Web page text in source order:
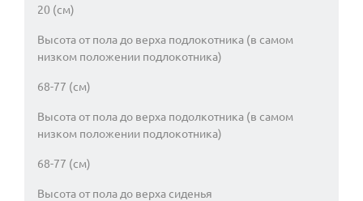
20 (см)
Высота от пола до верха подлокотника (в самом
низком положении подлокотника)
68-77 (см)
Высота от пола до верха подолкотника (в самом
низком положении подлокотника)
68-77 (см)
Высота от пола до верха сиденья